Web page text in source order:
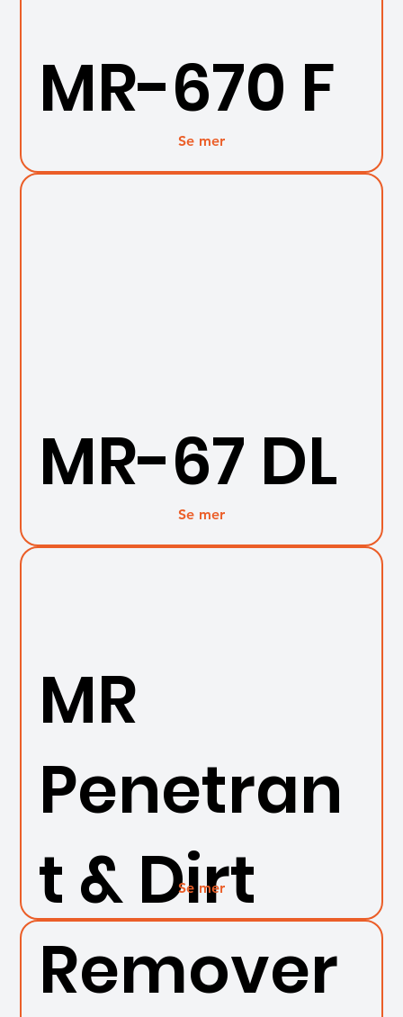
MR-670 F
Se mer
MR-67 DL
Se mer
MR
Penetran
t & Dirt
Remover
Se mer